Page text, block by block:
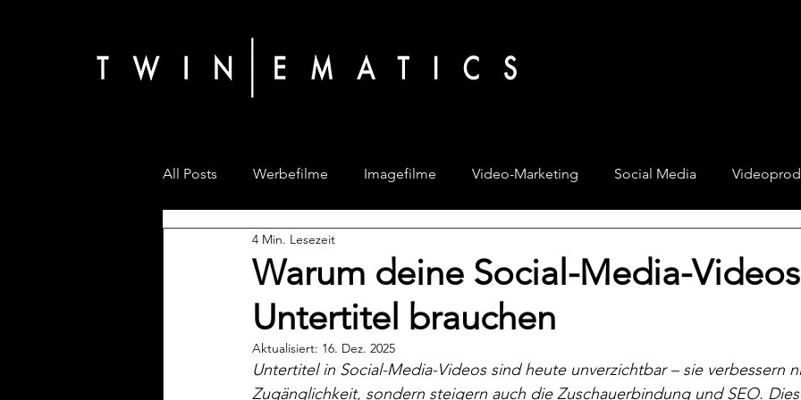
All Posts Werbefilme Imagefilme Video-Marketing Social Media
Warum deine Social-Media-Videos
Untertitel brauchen
4 Min. Lesezeit
Aktualisiert: 16. Dez. 2025
Untertitel in Social-Media-Videos sind heute unverzichtbar – sie verbessern
Zugänglichkeit, sondern steigern auch die Zuschauerbindung und SEO.